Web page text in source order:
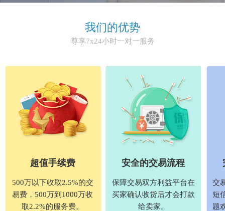
我们的优势
尊享7x24小时一对一服务
超值手续费
500万以下收取2.5%的交
易费，500万到1000万收
取2.2%的服务费。
安全的交易流程
保障交易双方利益平台在
买家确认收货后才会打款
给卖家。
交
短
题